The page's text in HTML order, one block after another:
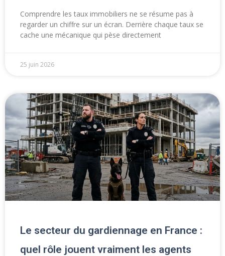
Comprendre les taux immobiliers ne se résume pas à
regarder un chiffre sur un écran. Derrière chaque taux se
cache une mécanique qui pèse directement
25 juin 2026
Le secteur du gardiennage en France :
quel rôle jouent vraiment les agents